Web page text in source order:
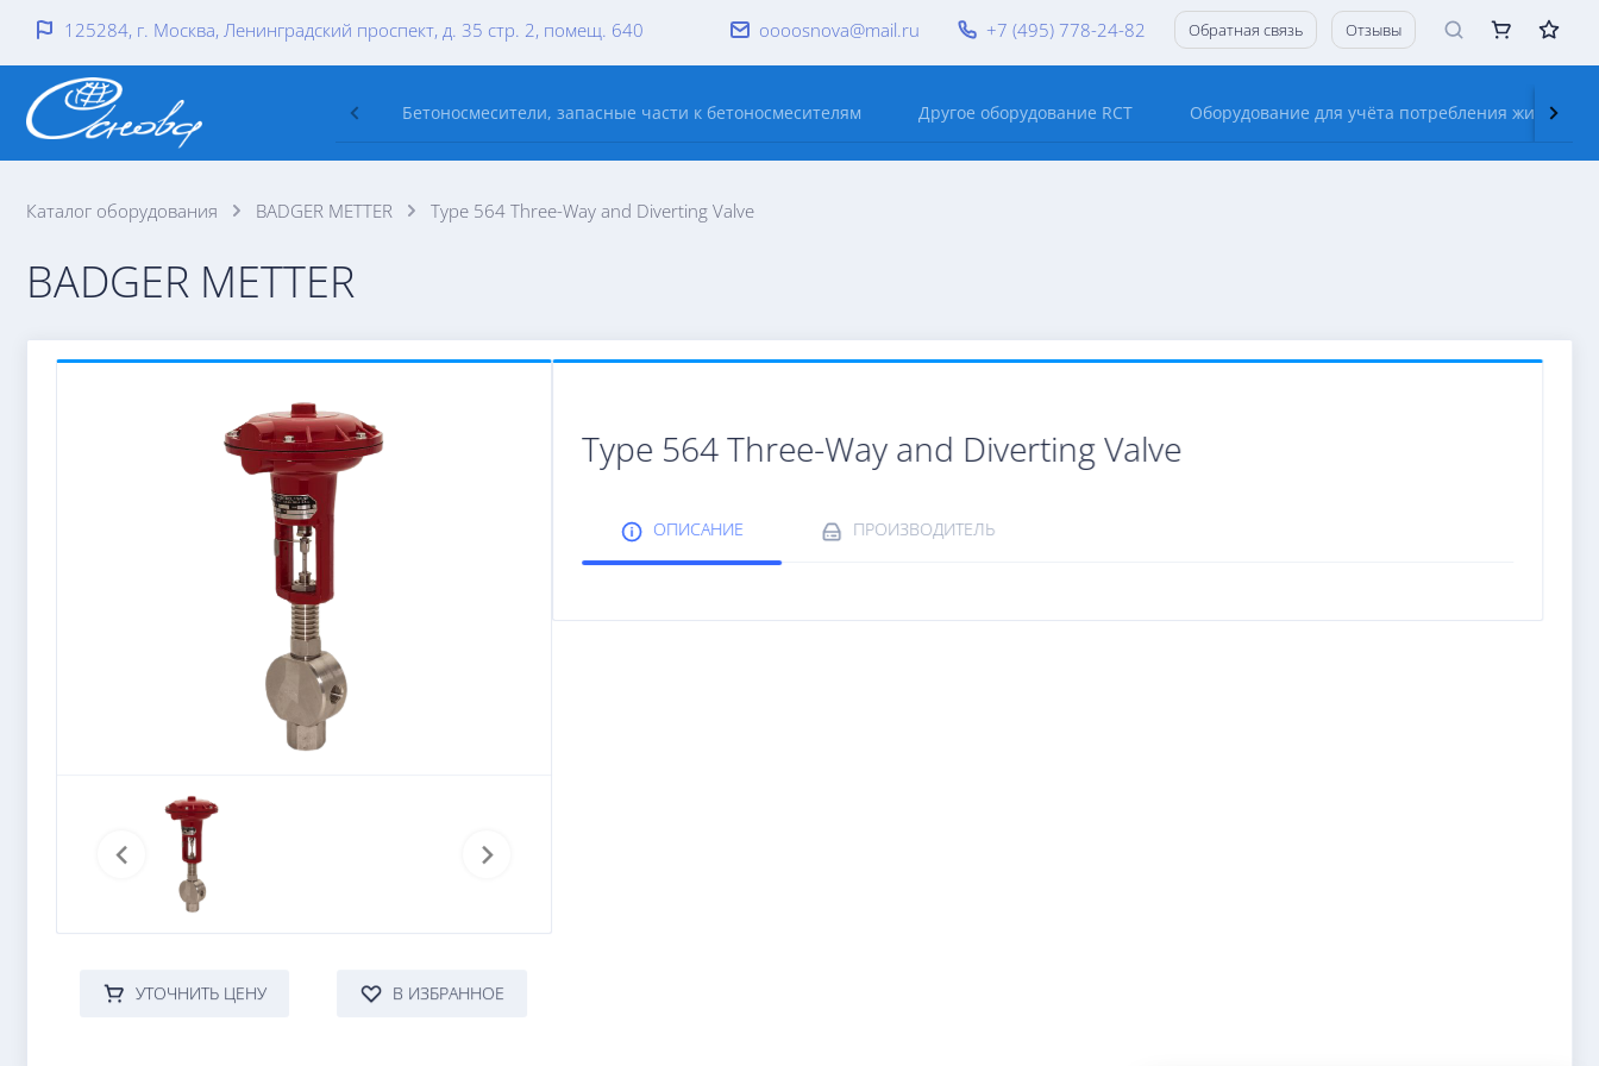
125284, г. Москва, Ленинградский проспект, д. 35 стр. 2, помещ. 640 oooosnova@mail.ru +7 (495) 778-24-82 Обратная связь Отзывы
Бетоносмесители, запасные части к бетоносмесителям Другое оборудование RCT Оборудование для учёта потребления жидкостей
Каталог оборудования BADGER METTER Type 564 Three-Way and Diverting Valve
BADGER METTER
УТОЧНИТЬ ЦЕНУ В ИЗБРАННОЕ
Type 564 Three-Way and Diverting Valve
ОПИСАНИЕ ПРОИЗВОДИТЕЛЬ